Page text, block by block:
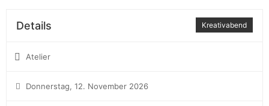
Kreativabend
Details
Atelier
Donnerstag, 12. November 2026